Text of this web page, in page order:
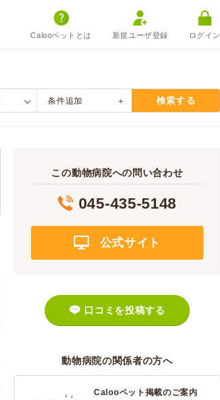
Calooペットとは 新規ユーザ登録 ログイン
条件追加 検索する
この動物病院への問い合わせ
045-435-5148
公式サイト
口コミを投稿する
動物病院の関係者の方へ
Calooペット掲載のご案内